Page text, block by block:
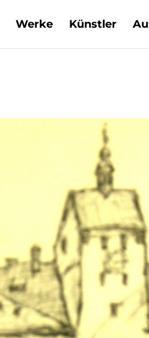
Werke Künstler